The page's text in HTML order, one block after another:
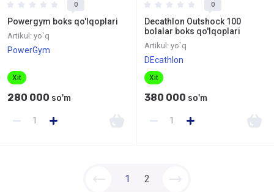
0
Powergym boks qo'lqoplari
Artikul: yo`q
PowerGym
Xit
280 000 so'm
0
Decathlon Outshock 100
bolalar boks qo'lqoplari
Artikul: yo`q
DEcathlon
Xit
380 000 so'm
1 2